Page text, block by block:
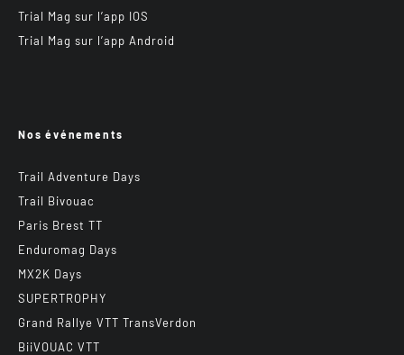
Trial Mag sur l’app IOS
Trial Mag sur l’app Android
Nos événements
Trail Adventure Days
Trail Bivouac
Paris Brest TT
Enduromag Days
MX2K Days
SUPERTROPHY
Grand Rallye VTT TransVerdon
BiiVOUAC VTT